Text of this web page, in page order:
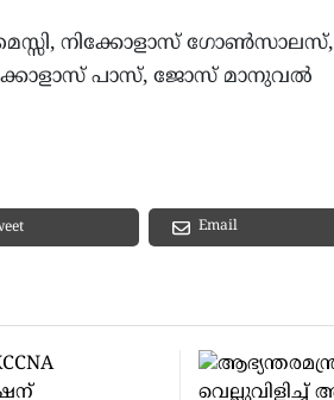
നിക്കോളാസ് ഗോണ്‍സാലസ്,
പാസ്, ജോസ് മാനുവല്‍
Email